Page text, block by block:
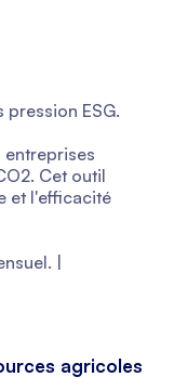
ESG.
entreprises
Cet outil
et l'efficacité
|
agricoles